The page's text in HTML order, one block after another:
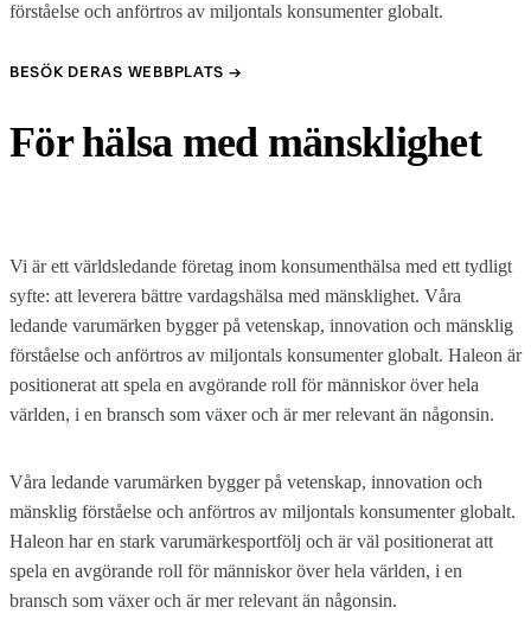
förståelse och anförtros av miljontals konsumenter globalt.
BESÖK DERAS WEBBPLATS →
För hälsa med mänsklighet
Vi är ett världsledande företag inom konsumenthälsa med ett tydligt
syfte: att leverera bättre vardagshälsa med mänsklighet. Våra
ledande varumärken bygger på vetenskap, innovation och mänsklig
förståelse och anförtros av miljontals konsumenter globalt. Haleon är
positionerat att spela en avgörande roll för människor över hela
världen, i en bransch som växer och är mer relevant än någonsin.
Våra ledande varumärken bygger på vetenskap, innovation och
mänsklig förståelse och anförtros av miljontals konsumenter globalt.
Haleon har en stark varumärkesportfölj och är väl positionerat att
spela en avgörande roll för människor över hela världen, i en
bransch som växer och är mer relevant än någonsin.